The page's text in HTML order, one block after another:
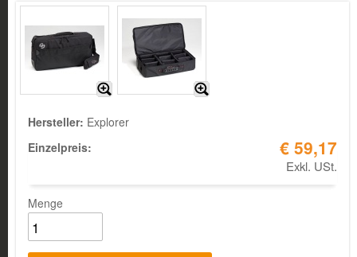
Hersteller: Explorer
Einzelpreis:
€ 59,17
Exkl. USt.
Menge